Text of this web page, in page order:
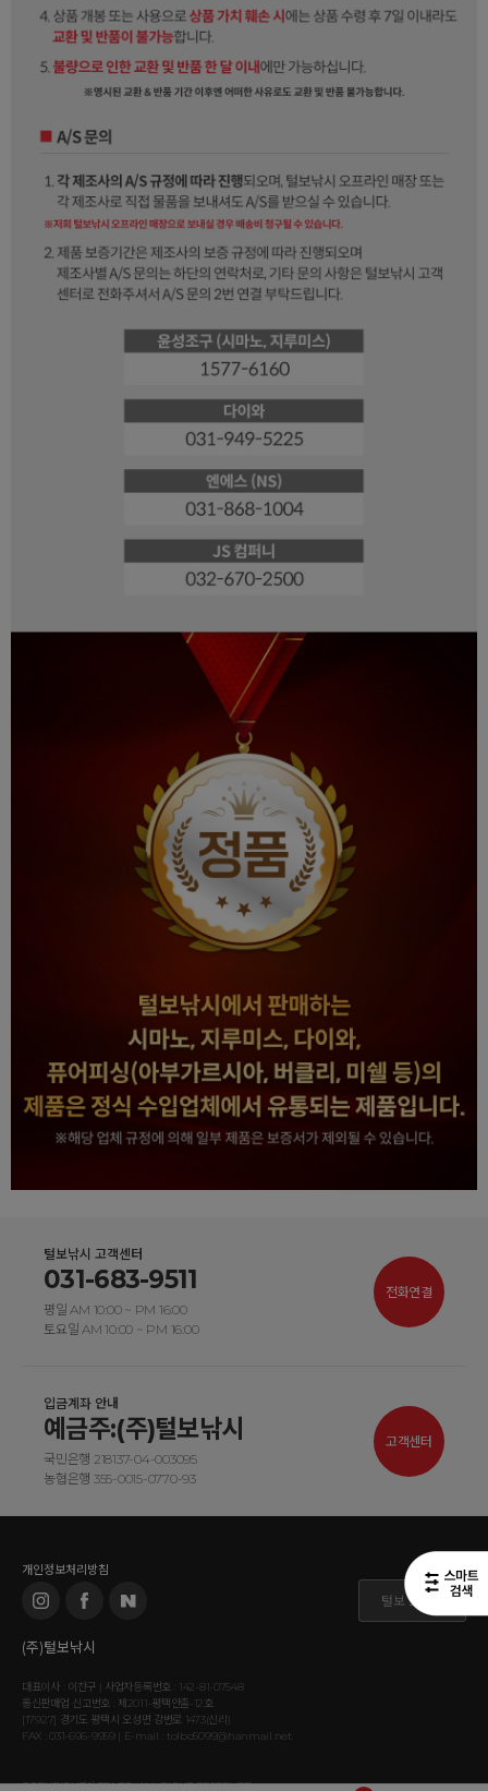
털보낚시 고객센터
031-683-9511
평일 AM 10:00 ~ PM 16:00
토요일 AM 10:00 ~ PM 16:00
전화연결
입금계좌 안내
예금주:(주)털보낚시
국민은행 218137-04-003095
농협은행 355-0015-0770-93
고객센터
개인정보처리방침
털보 도매몰
(주)털보낚시
대표이사 : 이찬구 | 사업자등록번호 : 142-81-07548
통신판매업 신고번호 : 제2011-평택안출-12호
[17927] 경기도 평택시 오성면 강변로 1473(신리)
FAX : 031-696-9959 | E-mail : tolbo5099@hanmail.net
COPYRIGHT⒞ TOLBO. ALL RIGHT RESERVED.